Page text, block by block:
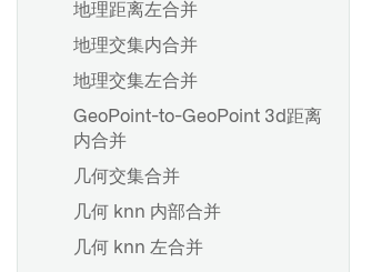
推荐的项目和团队结构
开发最佳实践
分支和发布流程
创建自定义函数
显示和隐藏节点
Pipeline Builder 中的文件夹
颜色组
检查点
任务组
导出管道代码
地理距离左合并
地理交集内合并
地理交集左合并
GeoPoint-to-GeoPoint 3d距离
内合并
几何交集合并
几何 knn 内部合并
几何 knn 左合并